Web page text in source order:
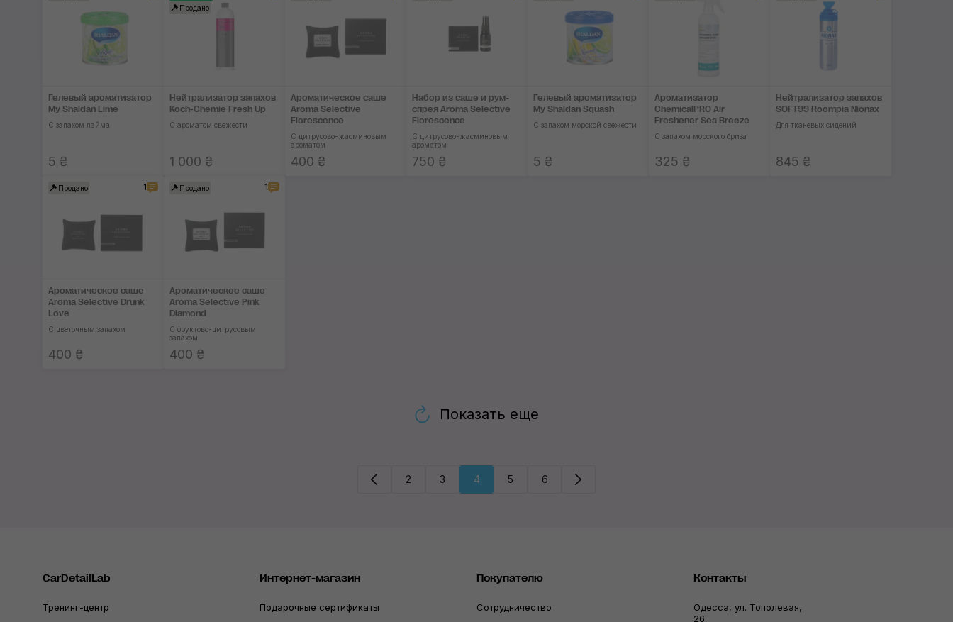
Устранение запахов
Гелевый ароматизатор
My Shaldan Lime
С запахом лайма
5 ₴
Продано
Нейтрализатор запа­хов
Koch-Chemie Fresh Up
С ароматом свежести
1 000 ₴
Ароматическое саше
Aroma Selective
Florescence
С цитрусово-жасминовым
ароматом
400 ₴
Набор из саше и рум-
спрея Aroma Selective
Florescence
С цитрусово-жасминовым
ароматом
750 ₴
Гелевый ароматизатор
My Shaldan Squash
С запахом морской свежести
5 ₴
Ароматизатор
ChemicalPRO Air
Freshener Sea Breeze
С запахом морского бриза
325 ₴
Нейтрализатор запа­хов
SOFT99 Roompia Nionax
Для тканевых сидений
845 ₴
Продано 1
Ароматическое саше
Aroma Selective Drunk
Love
С цветочным запахом
400 ₴
Продано 1
Ароматическое саше
Aroma Selective Pink
Diamond
С фруктово-цитрусовым
запахом
400 ₴
Показать еще
2 3 4 5 6
CarDetailLab
Тренинг-центр
Интернет-магазин
Подарочные сертификаты
Покупателю
Сотрудничество
Контакты
Одесса, ул. Тополевая,
26